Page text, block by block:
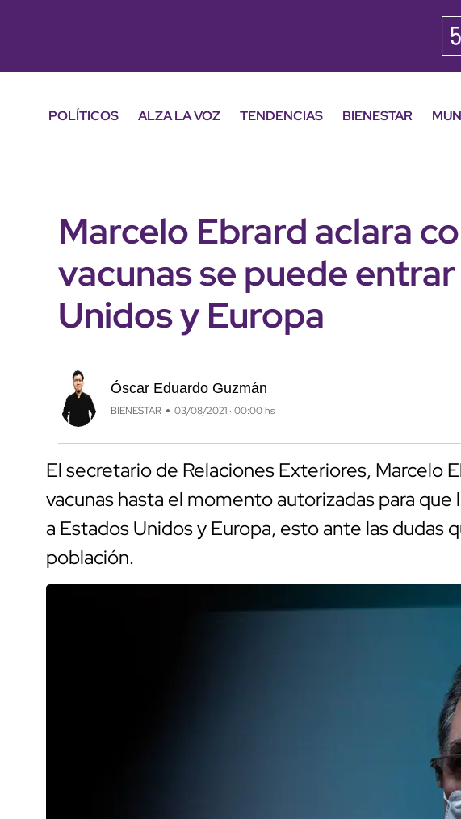
POLÍTICOS ALZA LA VOZ TENDENCIAS BIENESTAR
Marcelo Ebrard aclara
vacunas se puede
Unidos y Europa
Óscar Eduardo Guzmán
BIENESTAR 03/08/2021 · 00:00 hs
El secretario de Relaciones Exteriores, Marcelo
vacunas hasta el momento autorizadas para
a Estados Unidos y Europa, esto ante las dudas
población.